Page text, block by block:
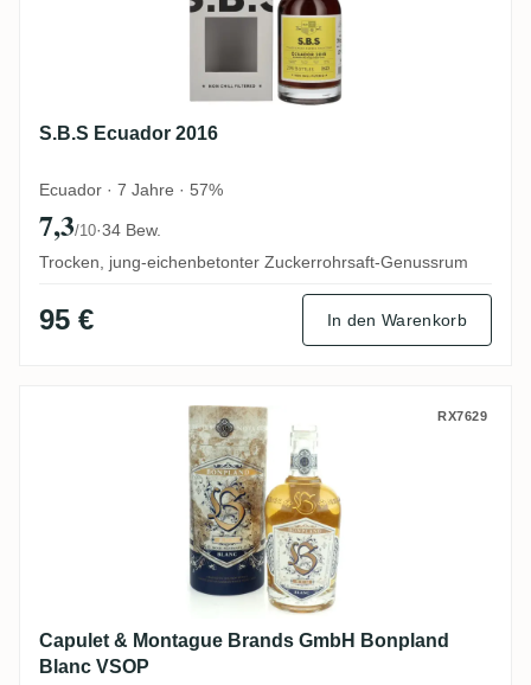
S.B.S Ecuador 2016
Ecuador · 7 Jahre · 57%
7,3/10·34 Bew.
Trocken, jung-eichenbetonter Zuckerrohrsaft-Genussrum
95 € In den Warenkorb
Capulet & Montague Brands GmbHRX7629
Capulet & Montague Brands GmbH Bonpland
Blanc VSOP